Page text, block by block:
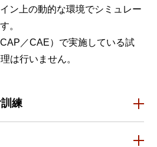
ン上の動的な環境でシミュレー
。
／CAE）で実施している試
は行いません。
練